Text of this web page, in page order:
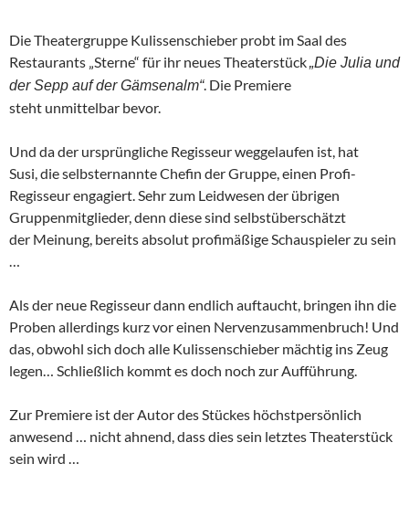
Die Theatergruppe Kulissenschieber probt im Saal des
Restaurants „Sterne“ für ihr neues Theaterstück„Die Julia und
der Sepp auf der Gämsenalm“. Die Premiere
steht unmittelbar bevor.
Und da der ursprüngliche Regisseur weggelaufen ist, hat
Susi, die selbsternannte Chefin der Gruppe, einen Profi-
Regisseur engagiert. Sehr zum Leidwesen der übrigen
Gruppenmitglieder, denn diese sind selbstüberschätzt
der Meinung, bereits absolut profimäßige Schauspieler zu sein
…
Als der neue Regisseur dann endlich auftaucht, bringen ihn die
Proben allerdings kurz vor einen Nervenzusammenbruch! Und
das, obwohl sich doch alle Kulissenschieber mächtig ins Zeug
legen… Schließlich kommt es doch noch zur Aufführung.
Zur Premiere ist der Autor des Stückes höchstpersönlich
anwesend … nicht ahnend, dass dies sein letztes Theaterstück
sein wird …